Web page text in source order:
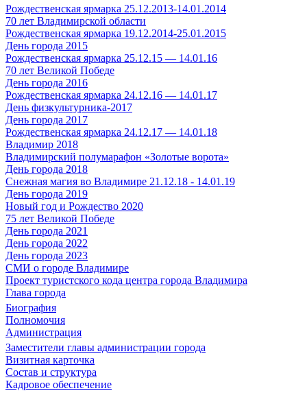
Рождественская ярмарка 25.12.2013-14.01.2014
70 лет Владимирской области
Рождественская ярмарка 19.12.2014-25.01.2015
День города 2015
Рождественская ярмарка 25.12.15 — 14.01.16
70 лет Великой Победе
День города 2016
Рождественская ярмарка 24.12.16 — 14.01.17
День физкультурника-2017
День города 2017
Рождественская ярмарка 24.12.17 — 14.01.18
Владимир 2018
Владимирский полумарафон «Золотые ворота»
День города 2018
Снежная магия во Владимире 21.12.18 - 14.01.19
День города 2019
Новый год и Рождество 2020
75 лет Великой Победе
День города 2021
День города 2022
День города 2023
СМИ о городе Владимире
Проект туристского кода центра города Владимира
Глава города
Биография
Полномочия
Администрация
Заместители главы администрации города
Визитная карточка
Состав и структура
Кадровое обеспечение